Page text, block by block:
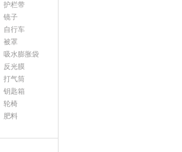
护栏带
镜子
自行车
被罩
吸水膨胀袋
反光膜
打气筒
钥匙箱
轮椅
肥料